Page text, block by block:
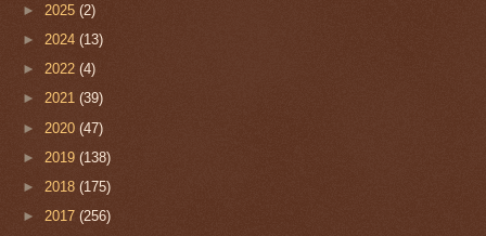
► 2025 (2)
► 2024 (13)
► 2022 (4)
► 2021 (39)
► 2020 (47)
► 2019 (138)
► 2018 (175)
► 2017 (256)